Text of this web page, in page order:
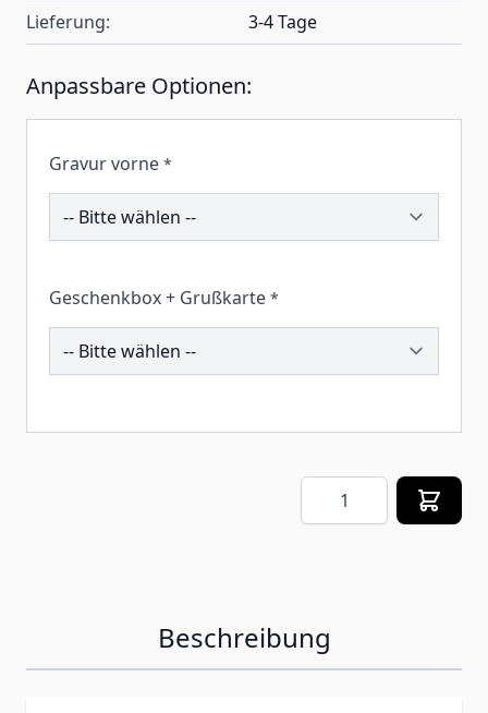
Lieferung:
3-4 Tage
Anpassbare Optionen:
Gravur vorne *
200737
Geschenkbox + Grußkarte *
260033
Menge
Beschreibung